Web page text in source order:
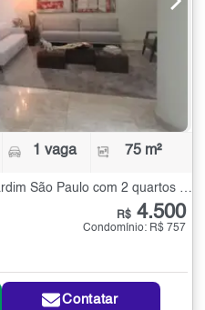
1 vaga 75 m²
R$ 4.500
Condomínio: R$ 757
Contatar